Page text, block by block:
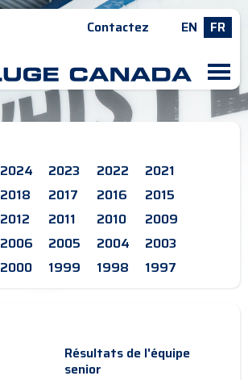
Contactez EN FR
M
2024 2023 2022
2021
2018 2017 2016
2015
2012 2011 2010
2009
2006 2005 2004
2003
2000 1999 1998 1997
Résultats de l'équipe
senior